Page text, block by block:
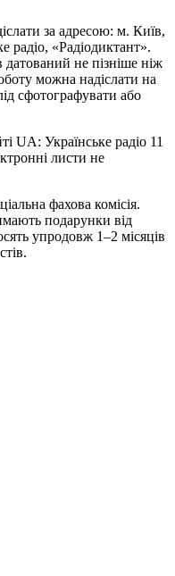
за адресою: м. Київ,
радіо, «Радіодиктант».
не пізніше ніж
можна надіслати на
сфотографувати або
UA: Українське радіо 11
листи не
фахова комісія.
подарунки від
упродовж 1–2 місяців